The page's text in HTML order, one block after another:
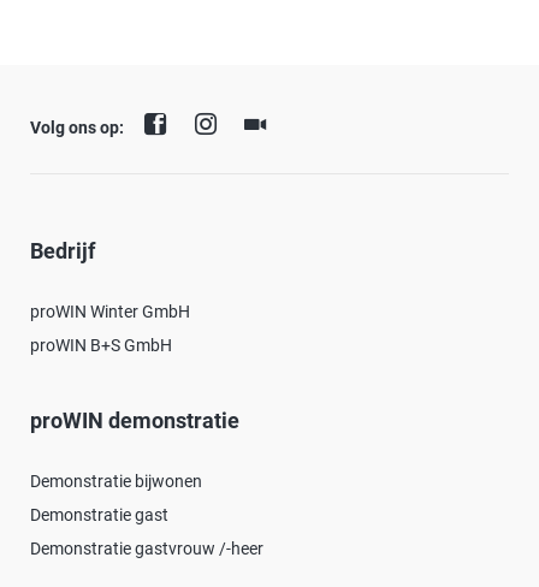
Volg ons op:
Bedrijf
proWIN Winter GmbH
proWIN B+S GmbH
proWIN demonstratie
Demonstratie bijwonen
Demonstratie gast
Demonstratie gastvrouw /-heer